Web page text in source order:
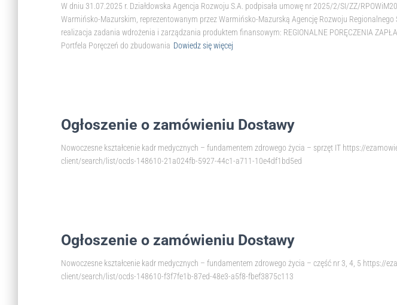
W dniu 31.07.2025 r. Działdowska Agencja Rozwoju S.A. podpisała umowę nr 2025/2/SI/ZZ/
Warmińsko-Mazurskim, reprezentowanym przez Warmińsko-Mazurską Agencję Rozwoju Regionalnego
realizacja zadania wdrożenia i zarządzania produktem finansowym: REGIONALNE PORĘCZENIA
Portfela Poręczeń do zbudowania Dowiedz się więcej
Ogłoszenie o zamówieniu Dostawy
Nowoczesne kształcenie kadr medycznych – fundamentem zdrowego życia – sprzęt IT https://
client/search/list/ocds-148610-21a024fb-5927-44c1-a711-10e4df1bd5ed
Ogłoszenie o zamówieniu Dostawy
Nowoczesne kształcenie kadr medycznych – fundamentem zdrowego życia – część nr 3, 4, 5 https://
client/search/list/ocds-148610-f3f7fe1b-87ed-48e3-a5f8-fbef3875c113